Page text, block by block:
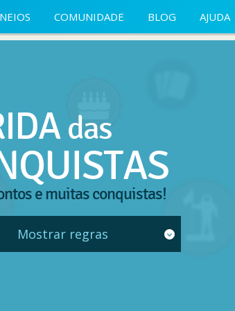
COMUNIDADE BLOG AJUDA
das
e muitas conquistas!
Mostrar regras